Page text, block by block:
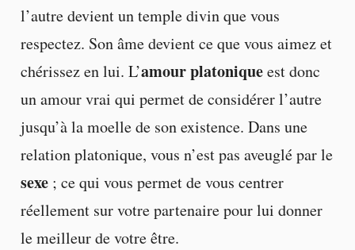
l’autre devient un temple divin que vous
respectez. Son âme devient ce que vous aimez et
chérissez en lui. L’amour platoniqueest donc
un amour vrai qui permet de considérer l’autre
jusqu’à la moelle de son existence. Dans une
relation platonique, vous n’est pas aveuglé par le
sexe; ce qui vous permet de vous centrer
réellement sur votre partenaire pour lui donner
le meilleur de votre être.